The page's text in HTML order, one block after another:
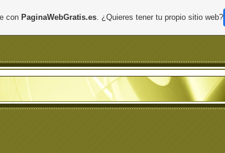
con PaginaWebGratis.es. ¿Quieres tener tu propio sitio web?